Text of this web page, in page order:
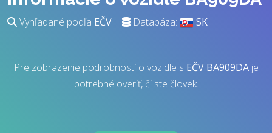
Vyhľadané podľa EČV | Databáza: SK
Pre zobrazenie podrobností o vozidle s EČV BA909DAje
potrebné overiť, či ste človek.